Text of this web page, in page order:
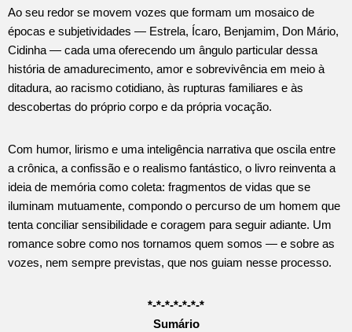
Ao seu redor se movem vozes que formam um mosaico de
épocas e subjetividades — Estrela, Ícaro, Benjamim, Don Mário,
Cidinha — cada uma oferecendo um ângulo particular dessa
história de amadurecimento, amor e sobrevivência em meio à
ditadura, ao racismo cotidiano, às rupturas familiares e às
descobertas do próprio corpo e da própria vocação.
Com humor, lirismo e uma inteligência narrativa que oscila entre
a crônica, a confissão e o realismo fantástico, o livro reinventa a
ideia de memória como coleta: fragmentos de vidas que se
iluminam mutuamente, compondo o percurso de um homem que
tenta conciliar sensibilidade e coragem para seguir adiante. Um
romance sobre como nos tornamos quem somos — e sobre as
vozes, nem sempre previstas, que nos guiam nesse processo.
*-*-*-*-*-*-*
Sumário